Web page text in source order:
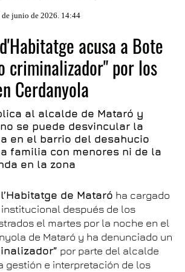
de junio de 2026. 14:44
acusa a Bote
criminalizador" por los
Cerdanyola
al alcalde de Mataró y
se puede desvincular la
en el barrio del desahucio
familia con menores ni de la
en la zona
de Mataró ha cargado
después de los
el martes por la noche en el
de Mataró y ha denunciado un
por parte del alcalde
gestión e interpretación de los